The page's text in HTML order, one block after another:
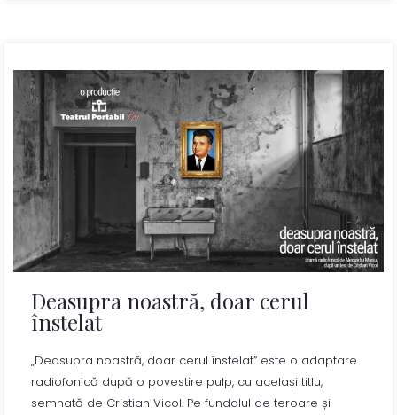
Deasupra noastră, doar cerul
înstelat
„Deasupra noastră, doar cerul înstelat” este o adaptare
radiofonică după o povestire pulp, cu același titlu,
semnată de Cristian Vicol. Pe fundalul de teroare și